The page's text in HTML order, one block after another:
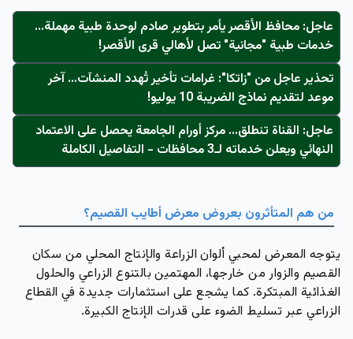
عاجل: محافظ الأقصر يأمر بتطوير صادم لوحدة طبية مهملة...
خدمات طبية "مجانية" تصل لأهالي قرى الأقصر!
تحذير عاجل من "زاتكا": غرامات تأخير تُهدد المنشآت… آخر
موعد لتقديم نماذج الضريبة 10 يوليو!
عاجل: القناة تنطلق... مركز أورام الجامعة يحصل على الاعتماد
النهائي ويعلن خدماته لـ3 محافظات - التفاصيل الكاملة
من هم المتأثرون بعروض معرض أطايب القصيم؟
يتوجه المعرض لمحبي ألوان الزراعة والإنتاج المحلي من سكان
القصيم والزوار من خارجها، المهتمين بالتنوع الزراعي والحلول
الغذائية المبتكرة. كما يشجع على استثمارات جديدةفي القطاع
الزراعي عبر تسليط الضوء على قدرات الإنتاج الكبيرة.